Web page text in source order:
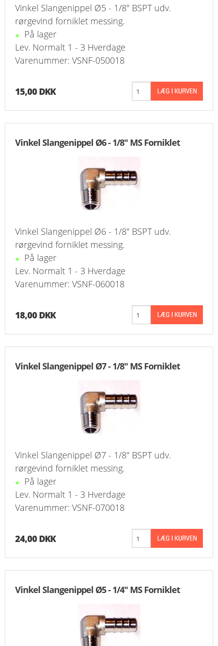
BEFÆSTIGELSE
BESPÆNDING, GUMMIDELE M.M.
BEARBEJDNING, MONTAGE & HAVEARBEJDE
MATERIEL HÅNDTERING
FORSIDE
PROFIL
VILKÅR
FAQ
FAVORIT
Vinkel Slangenippel Ø5 - 1/8" BSPT udv.
rørgevind forniklet messing.
På lager
Lev. Normalt 1 - 3 Hverdage
Varenummer: VSNF-050018
15,00 DKK
Vinkel Slangenippel Ø6 - 1/8" MS Forniklet
Vinkel Slangenippel Ø6 - 1/8" BSPT udv.
rørgevind forniklet messing.
På lager
Lev. Normalt 1 - 3 Hverdage
Varenummer: VSNF-060018
18,00 DKK
Vinkel Slangenippel Ø7 - 1/8" MS Forniklet
Vinkel Slangenippel Ø7 - 1/8" BSPT udv.
rørgevind forniklet messing.
På lager
Lev. Normalt 1 - 3 Hverdage
Varenummer: VSNF-070018
24,00 DKK
Vinkel Slangenippel Ø5 - 1/4" MS Forniklet